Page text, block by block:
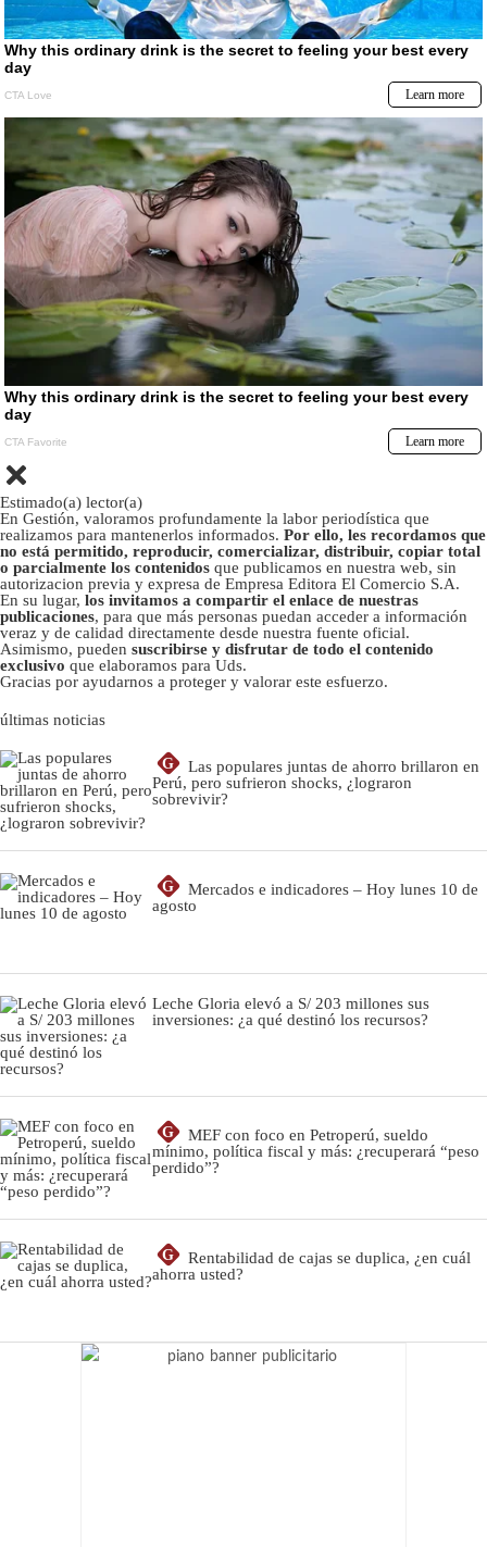
Estimado(a) lector(a)
En Gestión, valoramos profundamente la labor periodística que
realizamos para mantenerlos informados. Por ello, les recordamos que
no está permitido, reproducir, comercializar, distribuir, copiar total
o parcialmente los contenidos que publicamos en nuestra web, sin
autorizacion previa y expresa de Empresa Editora El Comercio S.A.
En su lugar, los invitamos a compartir el enlace de nuestras
publicaciones, para que más personas puedan acceder a información
veraz y de calidad directamente desde nuestra fuente oficial.
Asimismo, pueden suscribirse y disfrutar de todo el contenido
exclusivo que elaboramos para Uds.
Gracias por ayudarnos a proteger y valorar este esfuerzo.
últimas noticias
G
Las populares juntas de ahorro brillaron en
Perú, pero sufrieron shocks, ¿lograron
sobrevivir?
G
Mercados e indicadores – Hoy lunes 10 de
agosto
Leche Gloria elevó a S/ 203 millones sus
inversiones: ¿a qué destinó los recursos?
G
MEF con foco en Petroperú, sueldo
mínimo, política fiscal y más: ¿recuperará “peso
perdido”?
G
Rentabilidad de cajas se duplica, ¿en cuál
ahorra usted?